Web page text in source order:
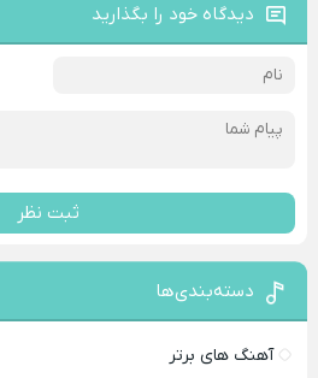
دیدگاه خود را بگذارید
ثبت نظر
دسته‌بندی‌ها
آهنگ های برتر